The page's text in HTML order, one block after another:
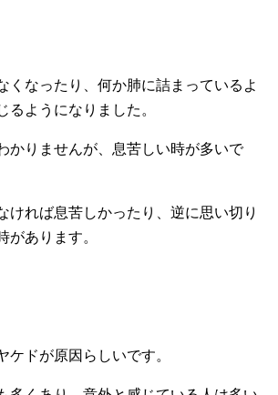
くなったり、何か肺に詰まっているよ
るようになりました。
かりませんが、息苦しい時が多いで
ければ息苦しかったり、逆に思い切り
があります。
ケドが原因らしいです。